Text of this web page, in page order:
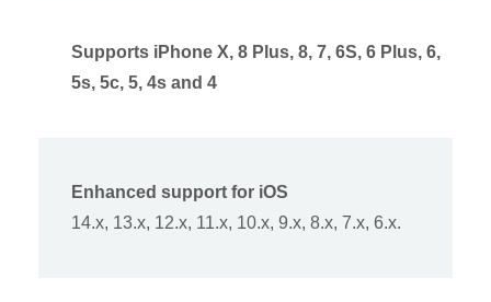
Supports iPhone X, 8 Plus, 8, 7, 6S, 6 Plus, 6,
5s, 5c, 5, 4s and 4
Enhanced support for iOS
14.x, 13.x, 12.x, 11.x, 10.x, 9.x, 8.x, 7.x, 6.x.